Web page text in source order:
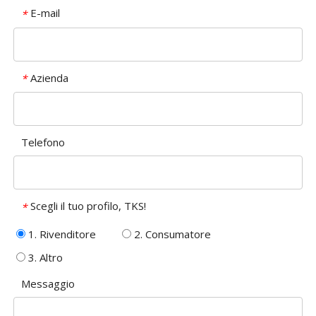
* E-mail
* Azienda
Telefono
* Scegli il tuo profilo, TKS!
1. Rivenditore
2. Consumatore
3. Altro
Messaggio